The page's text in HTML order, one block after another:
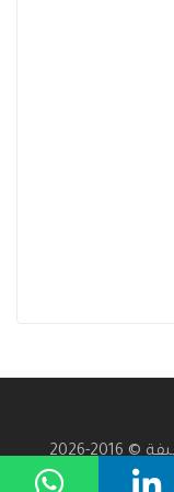
2026